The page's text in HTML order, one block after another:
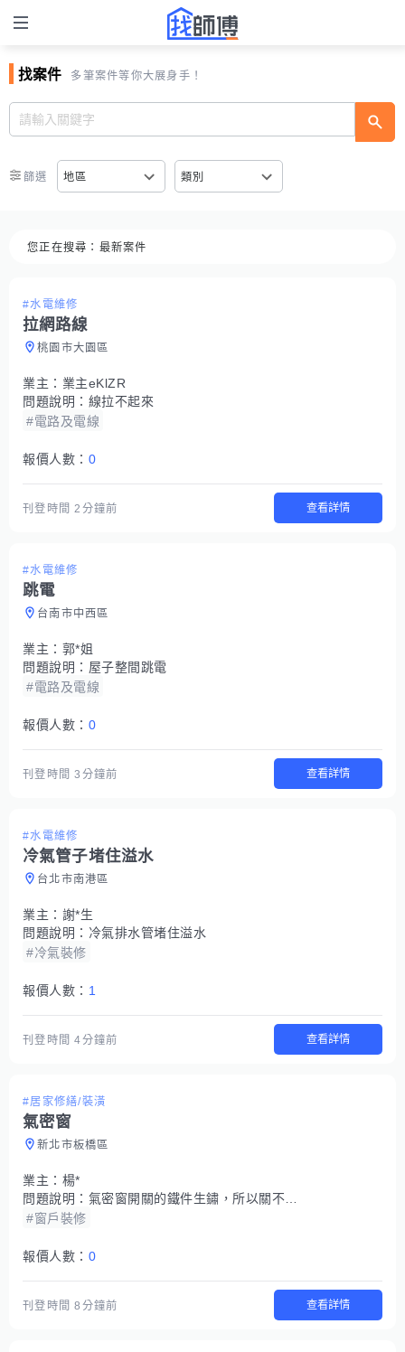
找案件 多筆案件等你大展身手！
篩選 地區 類別
您正在搜尋： 最新案件
#水電維修
拉網路線
桃園市大園區
業主： 業主eKlZR
問題說明： 線拉不起來
#電路及電線
報價人數： 0
刊登時間2分鐘前 查看詳情
#水電維修
跳電
台南市中西區
業主： 郭*姐
問題說明： 屋子整間跳電
#電路及電線
報價人數： 0
刊登時間3分鐘前 查看詳情
#水電維修
冷氣管子堵住溢水
台北市南港區
業主： 謝*生
問題說明： 冷氣排水管堵住溢水
#冷氣裝修
報價人數： 1
刊登時間4分鐘前 查看詳情
#居家修繕/裝潢
氣密窗
新北市板橋區
業主： 楊*
問題說明： 氣密窗開關的鐵件生鏽，所以關不起來
#窗戶裝修
報價人數： 0
刊登時間8分鐘前 查看詳情